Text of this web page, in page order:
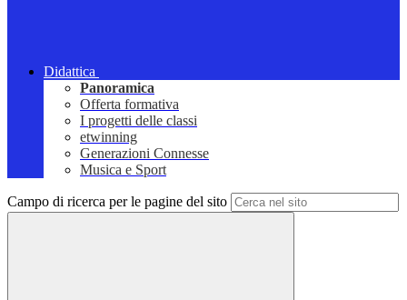
Didattica
Panoramica
Offerta formativa
I progetti delle classi
etwinning
Generazioni Connesse
Musica e Sport
Campo di ricerca per le pagine del sito